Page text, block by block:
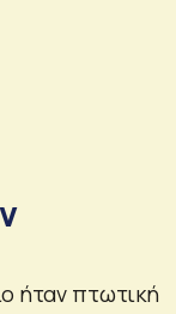
ήταν πτωτική